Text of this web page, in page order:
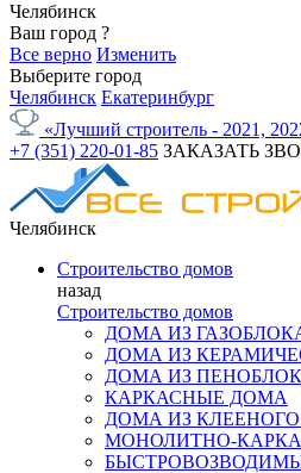
Челябинск
Ваш город ?
Все верно Изменить
Выберите город
Челябинск Екатеринбург
«Лучший строитель - 2021,
+7 (351) 220-01-85 ЗАКАЗАТЬ
Челябинск
Строительство домов
назад
Строительство домов
ДОМА ИЗ
ДОМА ИЗ
ДОМА ИЗ
КАРКАСНЫЕ ДОМА
ДОМА ИЗ КЛЕЕНОГО
МОНОЛИТНО-